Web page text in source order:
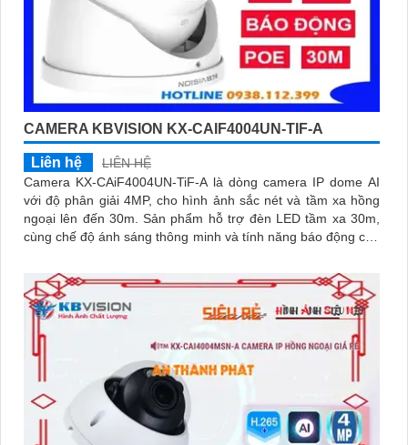
CAMERA KBVISION KX-CAIF4004UN-TIF-A
Liên hệ
LIÊN HỆ
Camera KX-CAiF4004UN-TiF-A là dòng camera IP dome AI
với độ phân giải 4MP, cho hình ảnh sắc nét và tầm xa hồng
ngoại lên đến 30m. Sản phẩm hỗ trợ đèn LED tầm xa 30m,
cùng chế độ ánh sáng thông minh và tính năng báo động chủ